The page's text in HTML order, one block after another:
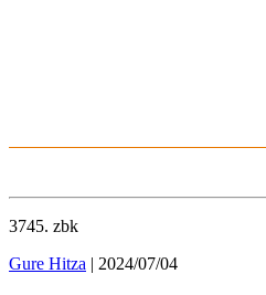
3745. zbk
Gure Hitza | 2024/07/04